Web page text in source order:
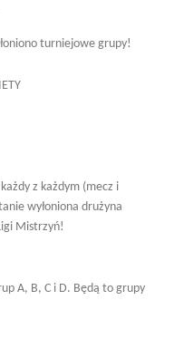
turniejowe grupy!
z każdym (mecz i
wyłoniona drużyna
Mistrzyń!
A, B, C i D. Będą to grupy